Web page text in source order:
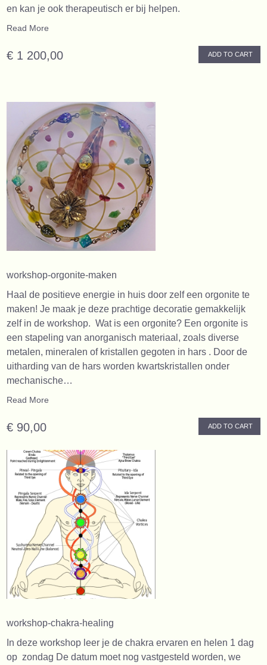
en kan je ook therapeutisch er bij helpen.
Read More
€ 1 200,00 ADD TO CART
workshop-orgonite-maken
Haal de positieve energie in huis door zelf een orgonite te
maken! Je maak je deze prachtige decoratie gemakkelijk
zelf in de workshop. Wat is een orgonite? Een orgonite is
een stapeling van anorganisch materiaal, zoals diverse
metalen, mineralen of kristallen gegoten in hars . Door de
uitharding van de hars worden kwartskristallen onder
mechanische…
Read More
€ 90,00 ADD TO CART
workshop-chakra-healing
In deze workshop leer je de chakra ervaren en helen 1 dag
op zondag De datum moet nog vastgesteld worden, we